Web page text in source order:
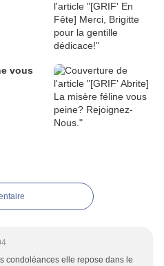
vous
condoléances elle repose dans le